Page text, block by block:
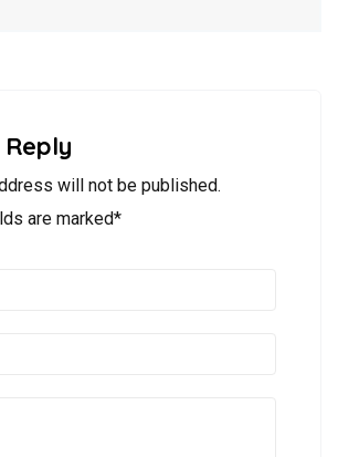
will not be published.
are marked*